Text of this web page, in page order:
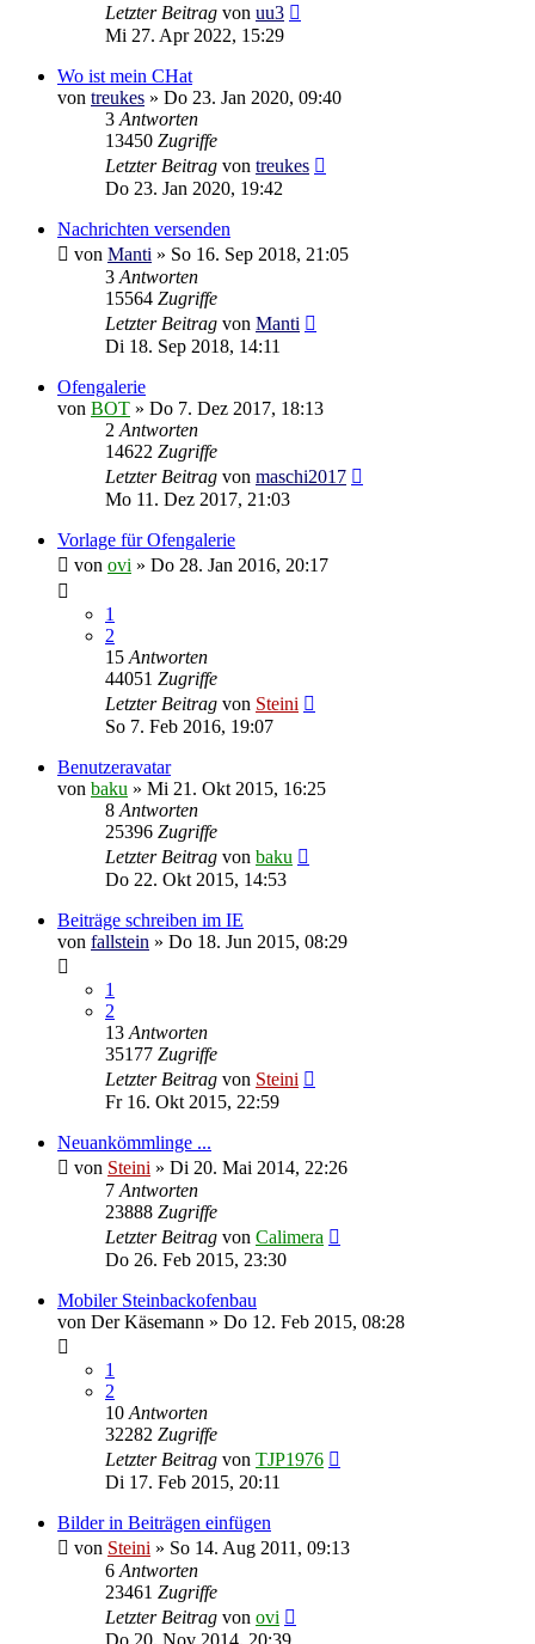
Letzter Beitrag von uu3
Mi 27. Apr 2022, 15:29
Wo ist mein CHat
von treukes » Do 23. Jan 2020, 09:40
3 Antworten
13450 Zugriffe
Letzter Beitrag von treukes
Do 23. Jan 2020, 19:42
Nachrichten versenden
von Manti » So 16. Sep 2018, 21:05
3 Antworten
15564 Zugriffe
Letzter Beitrag von Manti
Di 18. Sep 2018, 14:11
Ofengalerie
von BOT » Do 7. Dez 2017, 18:13
2 Antworten
14622 Zugriffe
Letzter Beitrag von maschi2017
Mo 11. Dez 2017, 21:03
Vorlage für Ofengalerie
von ovi » Do 28. Jan 2016, 20:17
1
2
15 Antworten
44051 Zugriffe
Letzter Beitrag von Steini
So 7. Feb 2016, 19:07
Benutzeravatar
von baku » Mi 21. Okt 2015, 16:25
8 Antworten
25396 Zugriffe
Letzter Beitrag von baku
Do 22. Okt 2015, 14:53
Beiträge schreiben im IE
von fallstein » Do 18. Jun 2015, 08:29
1
2
13 Antworten
35177 Zugriffe
Letzter Beitrag von Steini
Fr 16. Okt 2015, 22:59
Neuankömmlinge ...
von Steini » Di 20. Mai 2014, 22:26
7 Antworten
23888 Zugriffe
Letzter Beitrag von Calimera
Do 26. Feb 2015, 23:30
Mobiler Steinbackofenbau
von Der Käsemann » Do 12. Feb 2015, 08:28
1
2
10 Antworten
32282 Zugriffe
Letzter Beitrag von TJP1976
Di 17. Feb 2015, 20:11
Bilder in Beiträgen einfügen
von Steini » So 14. Aug 2011, 09:13
6 Antworten
23461 Zugriffe
Letzter Beitrag von ovi
Do 20. Nov 2014, 20:39